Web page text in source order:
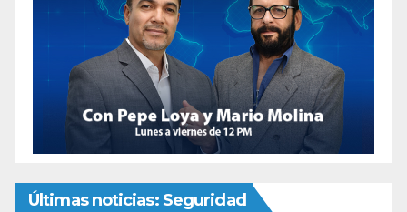
Últimas noticias: Seguridad